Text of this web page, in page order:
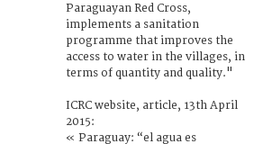
Paraguayan Red Cross,
implements a sanitation
programme that improves the
access to water in the villages, in
terms of quantity and quality."
ICRC website, article, 13th April
2015:
« Paraguay: “el agua es